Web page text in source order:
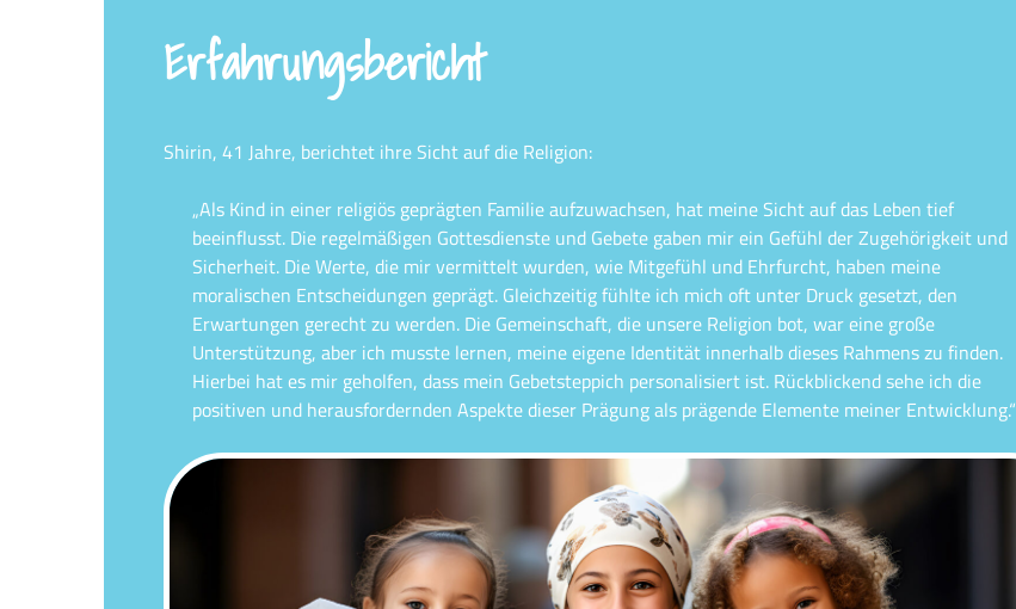
Erfahrungsbericht
Shirin, 41 Jahre, berichtet ihre Sicht auf die Religion:
„Als Kind in einer religiös geprägten Familie aufzuwachsen, hat meine Sicht auf das Leben tief
beeinflusst. Die regelmäßigen Gottesdienste und Gebete gaben mir ein Gefühl der Zugehörigkeit und
Sicherheit. Die Werte, die mir vermittelt wurden, wie Mitgefühl und Ehrfurcht, haben meine
moralischen Entscheidungen geprägt. Gleichzeitig fühlte ich mich oft unter Druck gesetzt, den
Erwartungen gerecht zu werden. Die Gemeinschaft, die unsere Religion bot, war eine große
Unterstützung, aber ich musste lernen, meine eigene Identität innerhalb dieses Rahmens zu finden.
Hierbei hat es mir geholfen, dass mein Gebetsteppich personalisiert ist. Rückblickend sehe ich die
positiven und herausfordernden Aspekte dieser Prägung als prägende Elemente meiner Entwicklung.“